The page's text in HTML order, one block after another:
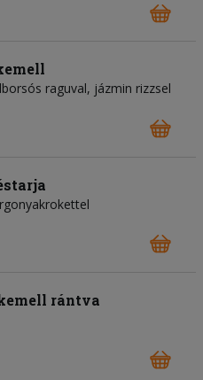
raguval, jázmin rizzsel
rántva